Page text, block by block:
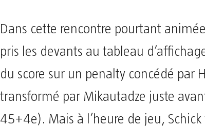
Dans cette rencontre pourtant
pris les devants au tableau
du score sur un penalty concédé par
transformé par Mikautadze juste
45+4e). Mais à l’heure de jeu,